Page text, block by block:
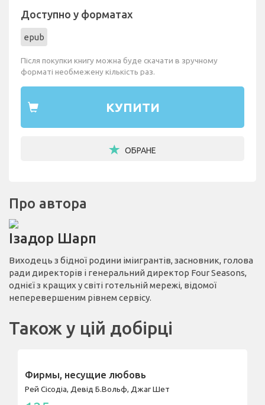
Доступно у форматах
epub
Після покупки книгу можна буде скачати в зручному
форматі необмежену кількість раз.
КУПИТИ
ОБРАНЕ
Про автора
Ізадор Шарп
Виходець з бідної родини іміигрантів, засновник, голова
ради директорів і генеральний директор Four Seasons,
однієї з кращих у світі готельній мережі, відомої
неперевершеним рівнем сервісу.
Також у цій добірці
Фирмы, несущие любовь
Рей Сісодіа, Девід Б.Вольф, Джаг Шет